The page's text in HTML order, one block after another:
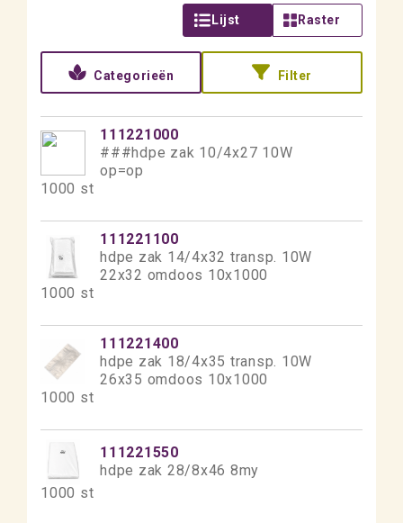
Lijst Raster
Categorieën Filter
111221000
###hdpe zak 10/4x27 10W
op=op
1000 st
111221100
hdpe zak 14/4x32 transp. 10W
22x32 omdoos 10x1000
1000 st
111221400
hdpe zak 18/4x35 transp. 10W
26x35 omdoos 10x1000
1000 st
111221550
hdpe zak 28/8x46 8my
1000 st